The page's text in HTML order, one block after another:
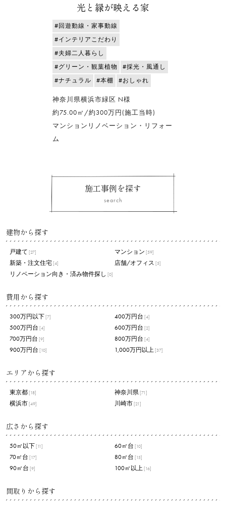
光と緑が映える家
#回遊動線・家事動線
#インテリアこだわり
#夫婦二人暮らし
#グリーン・観葉植物
#採光・風通し
#ナチュラル
#本棚 #おしゃれ
神奈川県横浜市緑区 N様
約75.00㎡/約300万円(施工当時)
マンションリノベーション・リフォー
ム
施工事例を探す
search
建物から探す
戸建て [27] マンション [59]
新築・注文住宅 [4] 店舗/オフィス [5]
リノベーション向き・済み物件探し [0]
費用から探す
300万円以下 [7] 400万円台 [4]
500万円台 [4] 600万円台 [2]
700万円台 [9] 800万円台 [4]
900万円台 [10] 1,000万円以上 [37]
エリアから探す
東京都 [18] 神奈川県 [71]
横浜市 [49] 川崎市 [21]
広さから探す
50㎡以下 [11] 60㎡台 [10]
70㎡台 [17] 80㎡台 [15]
90㎡台 [9] 100㎡以上 [16]
間取りから探す